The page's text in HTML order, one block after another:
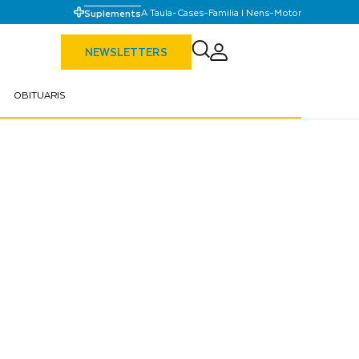
SuplementsA Taula-Cases-Familia I Nens-Motor
NEWSLETTERS
OBITUARIS